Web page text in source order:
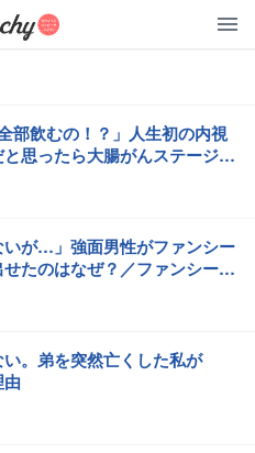
部飲むの！？」人生初の内視
思ったら大腸がんステージ4
いが…」強面男性がファンシー
たのはなぜ？／ファンシー革
。弟を突然亡くした私が
由